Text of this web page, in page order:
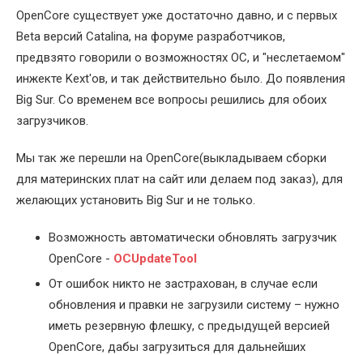
OpenCore существует уже достаточно давно, и с первых
Beta версий Catalina, на форуме разработчиков,
предвзято говорили о возможностях OC, и "неслетаемом"
инжекте Kext'ов, и так действительно было. До появления
Big Sur. Со временем все вопросы решились для обоих
загрузчиков.
Мы так же перешли на OpenCore(выкладываем сборки
для материнских плат на сайт или делаем под заказ), для
желающих установить Big Sur и не только.
Возможность автоматически обновлять загрузчик
OpenCore - OCUpdateTool
От ошибок никто не застрахован, в случае если
обновления и правки не загрузили систему – нужно
иметь резервную флешку, с предыдущей версией
OpenCore, дабы загрузиться для дальнейших